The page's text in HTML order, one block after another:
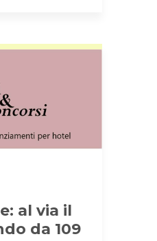
al via il
da 109